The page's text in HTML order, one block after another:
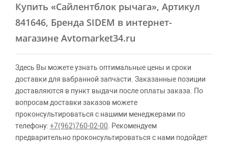
Купить «Сайлентблок рычага», Артикул
841646, Бренда SIDEM в интернет-
магазине Avtomarket34.ru
Здесь Вы можете узнать оптимальные цены и сроки
доставки для вабранной запчасти. Заказанные позиции
доставляются в пункт выдачи после оплаты заказа. По
вопросам доставки заказов можете
проконсультироваться с нашими менеджерами по
телефону:+7(962)760-02-00 . Рекомендуем
предварительно проконсультироваться с нами подойдет